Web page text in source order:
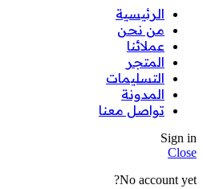
الرئيسية
من نحن
عملائنا
المتجر
التسليمات
المدونة
تواصل معنا
Sign in
Close
No account yet?